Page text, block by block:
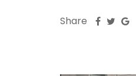
Share